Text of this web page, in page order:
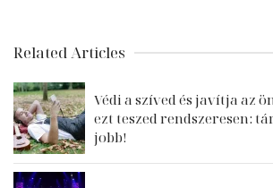
Related Articles
Védi a szíved és javítja az
ezt teszed rendszeresen:
jobb!